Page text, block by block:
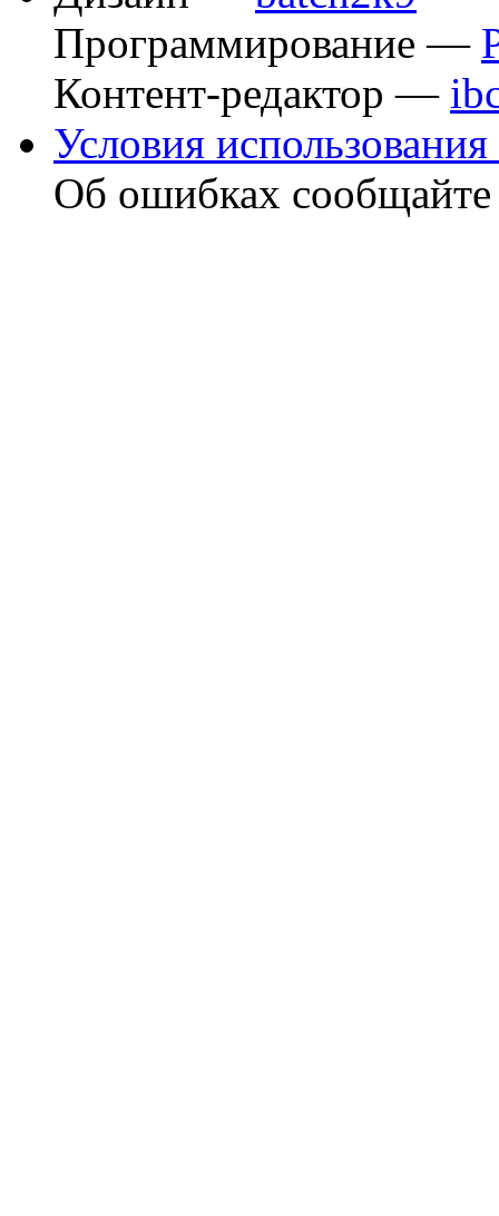
Программирование —
Контент-редактор —
Условия использования
Об ошибках